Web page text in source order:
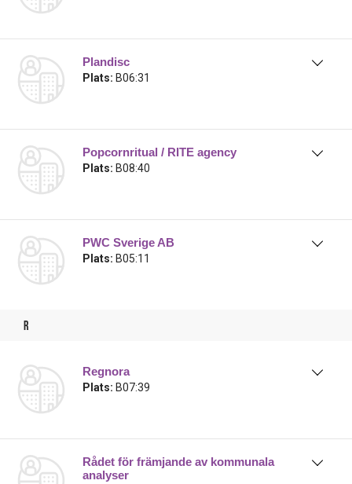
Plandisc
Plats: B06:31
Popcornritual / RITE agency
Plats: B08:40
PWC Sverige AB
Plats: B05:11
r
Regnora
Plats: B07:39
Rådet för främjande av kommunala
analyser